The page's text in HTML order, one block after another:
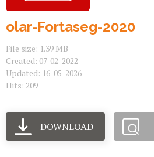
olar-Fortaseg-2020
File size: 1.39 MB
Created: 07-02-2022
Updated: 16-05-2026
Hits: 209
DOWNLOAD